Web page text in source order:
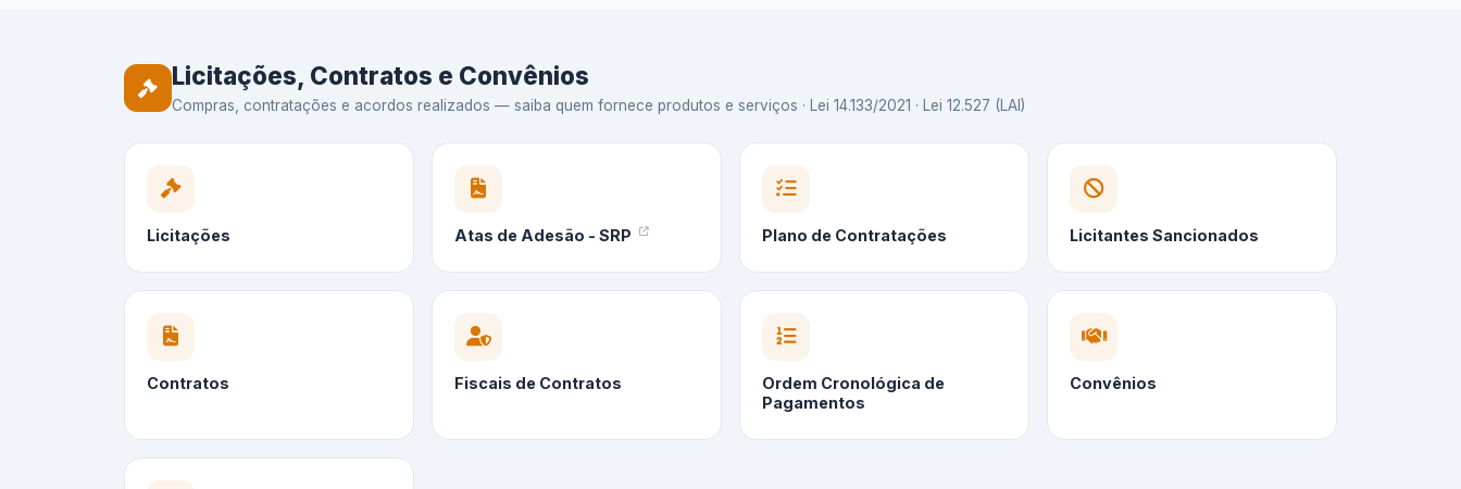
Licitações, Contratos e Convênios
Compras, contratações e acordos realizados — saiba quem fornece produtos e serviços · Lei 14.133/2021 · Lei 12.527 (LAI)
Licitações Atas de Adesão - SRP Plano de Contratações Licitantes Sancionados
Contratos Fiscais de Contratos
Ordem Cronológica de
Pagamentos
Convênios